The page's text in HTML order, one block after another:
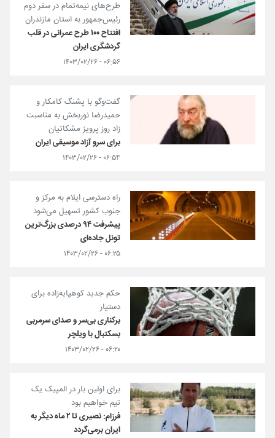
طرح‌های نیمه‌تمام در سفر دوم
رئیس‌جمهور به استان مازندران
افتتاح ۱۰۰ طرح عمرانی در قلب
گردشگری ایران
۰۶:۵۶ - ۱۴۰۳/۰۲/۲۶
گفت‌و‌گو با پشنگ کامکار و
حمیدرضا نوربخش به مناسبت
زاد روز پرویز مشکاتیان
برای سرو آزاد موسیقی ایران
۰۶:۵۴ - ۱۴۰۳/۰۲/۲۶
راه دسترسی ایلام به مرکز و
جنوب کشور تسهیل می‌شود
پیشرفت ۹۴ درصدی بزرگ‌ترین
تونل جاده‌ای
۰۶:۲۵ - ۱۴۰۳/۰۲/۲۶
حکم جدید کوهپایه‌زاده برای
دستیار
برکناری بی‌سر و صدای سرمربی
بسکتبال با ویلچر
۰۶:۲۰ - ۱۴۰۳/۰۲/۲۶
برای اولین بار در المپیک یک
تیم خواهیم بود
فرزام: نصیری تا ۲ ماه دیگر به
ایران برمی‌گردد